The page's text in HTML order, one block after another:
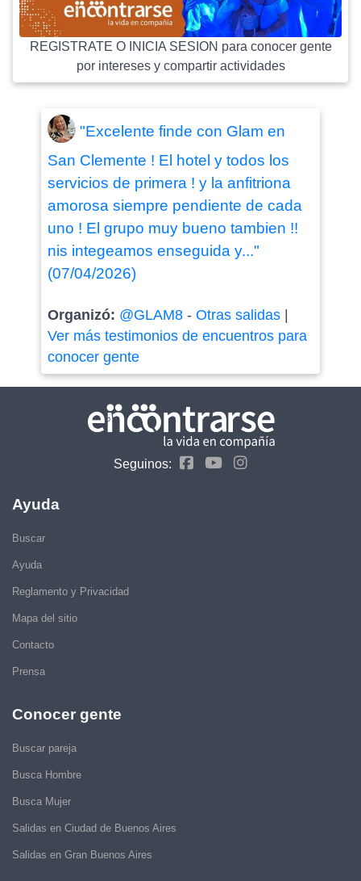
REGISTRATE O INICIA SESION para conocer gente
por intereses y compartir actividades
"Excelente finde con Glam en
San Clemente ! El hotel y todos los
servicios de primera ! y la anfitriona
amorosa siempre pendiente de cada
uno ! El grupo muy bueno tambien !!
nis integeamos enseguida y..."
(07/04/2026)
Organizó: @GLAM8- Otras salidas|
Ver más testimonios de encuentros para
conocer gente
Seguinos:
Ayuda
Buscar
Ayuda
Reglamento y Privacidad
Mapa del sitio
Contacto
Prensa
Conocer gente
Buscar pareja
Busca Hombre
Busca Mujer
Salidas en Ciudad de Buenos Aires
Salidas en Gran Buenos Aires